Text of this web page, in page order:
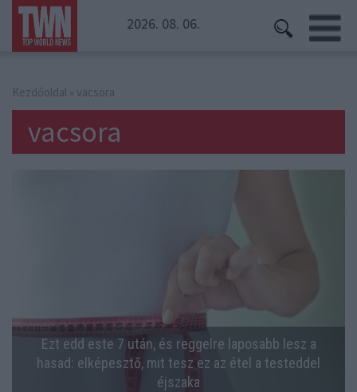
2026. 08. 06.
Kezdőoldal » vacsora
vacsora
Ezt edd este 7 után, és reggelre laposabb lesz a
hasad: elképesztő, mit tesz ez az étel a testeddel
éjszaka